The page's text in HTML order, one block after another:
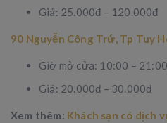
Giá: 25.000đ – 120.000đ
90 Nguyễn Công Trứ, Tp Tuy
Giờ mở cửa: 10:00 – 21:00
Giá: 20.000đ – 30.000đ
Xem thêm: Khách sạn có dịch